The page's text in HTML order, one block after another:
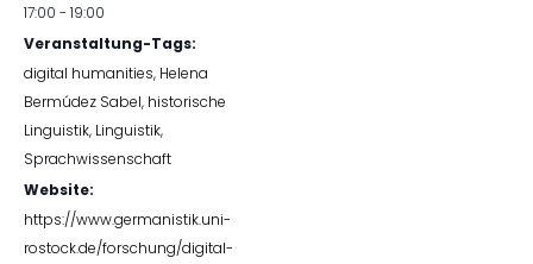
17:00 - 19:00
Veranstaltung-Tags:
digital humanities, Helena
Bermúdez Sabel, historische
Linguistik, Linguistik,
Sprachwissenschaft
Website:
https://www.germanistik.uni-
rostock.de/forschung/digital-